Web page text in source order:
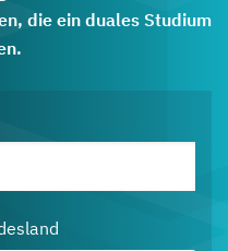
die ein duales Studium